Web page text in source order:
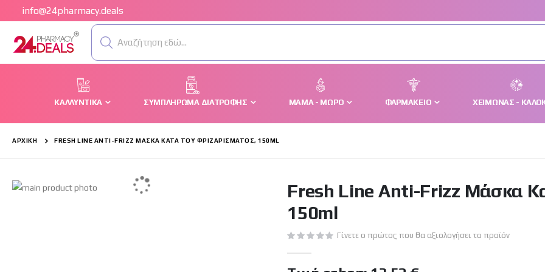
info@24pharmacy.deals
ΚΑΛΛΥΝΤΙΚΆ ΣΥΜΠΛΉΡΩΜΑ ΔΙΑΤΡΟΦΉΣ ΜΑΜΆ - ΜΩΡΌ ΦΑΡΜΑΚΕΊΟ ΧΕΙΜΏΝΑΣ -
Αναζήτηση εδώ...
ΑΡΧΙΚΉ FRESH LINE ANTI-FRIZZ ΜΆΣΚΑ ΚΑΤΆ ΤΟΥ ΦΡΙΖΑΡΊΣΜΑΤΟΣ, 150ML
Μετάβαση
Fresh Line Anti-Frizz Μάσκα
150ml
Γίνετε ο πρώτος που θα αξιολογήσει το προϊόν